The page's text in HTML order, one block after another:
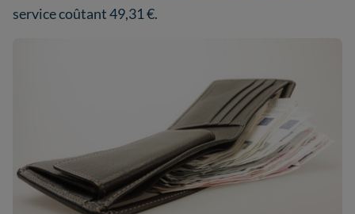
service coûtant 49,31 €.